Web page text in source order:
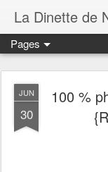
La Dinette de
Pages
JUN
30
100 %